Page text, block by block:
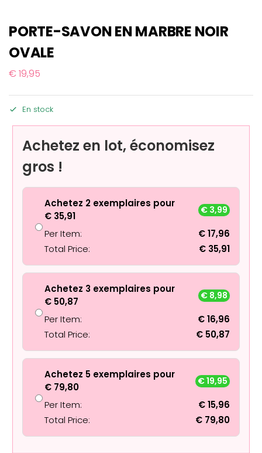
PORTE-SAVON EN MARBRE NOIR
OVALE
€19,95
En stock
Achetez en lot, économisez
gros !
Achetez 2 exemplaires pour
€ 35,91
€ 3,99
Per Item: €17,96
Total Price:
€ 35,91
Achetez 3 exemplaires pour
€ 50,87
€ 8,98
Per Item: €16,96
Total Price:
€ 50,87
Achetez 5 exemplaires pour
€ 79,80
€19,95
Per Item: €15,96
Total Price:
€ 79,80